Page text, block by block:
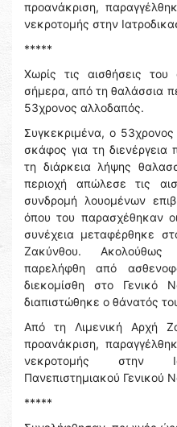
προανάκριση,
νεκροτομής στην
*****
Χωρίς τις αισθήσεις
σήμερα, από τη θαλάσσια
53χρονος αλλοδαπός.
Συγκεκριμένα, ο
σκάφος για τη διενέργεια
τη διάρκεια λήψης
περιοχή απώλεσε τις
συνδρομή λουομένων
όπου του παρασχέθηκαν
συνέχεια μεταφέρθηκε
Ζακύνθου.
παρελήφθη από
διεκομίσθη στο Γενικό
διαπιστώθηκε ο θάνατός
Από τη Λιμενική Αρχή
προανάκριση,
νεκροτομής στην
Πανεπιστημιακού Γενικού
*****